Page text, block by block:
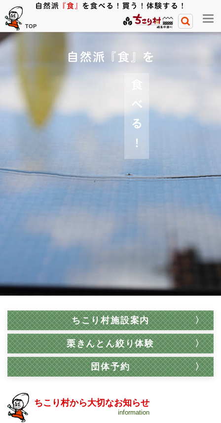
TOP
メ
ニ
ちこり村施設案内
栗きんとん絞り体験
団体予約
ちこり村から大切なお知らせ
information